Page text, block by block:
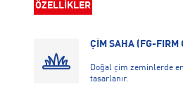
ÖZELLİKLER
ÇİM SAHA (FG-FIRM
Doğal çim zeminlerde
tasarlanır.